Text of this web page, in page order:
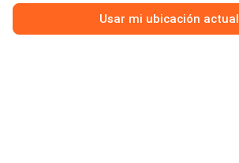
Usar mi ubicación actual